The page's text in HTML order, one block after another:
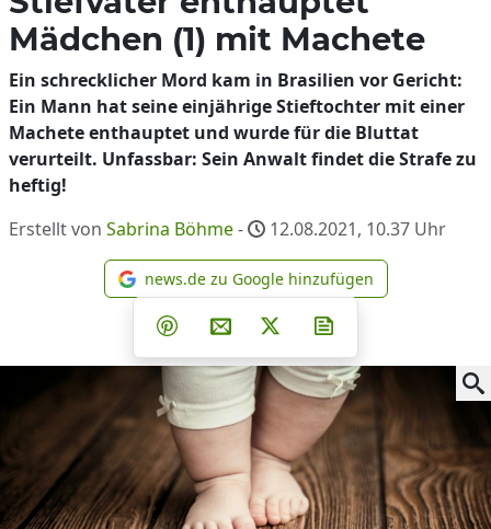
Mädchen (1) mit Machete
Ein schrecklicher Mord kam in Brasilien vor Gericht:
Ein Mann hat seine einjährige Stieftochter mit einer
Machete enthauptet und wurde für die Bluttat
verurteilt. Unfassbar: Sein Anwalt findet die Strafe zu
heftig!
Erstellt von Sabrina Böhme- 12.08.2021, 10.37 Uhr
news.de zu Google
news.de zu Google hinzufügen
Teilen auf Facebook
Teilen auf Whatsapp
Teilen auf Telegram
Teilen auf Pinterest
Per E-Mail teilen
Post auf X